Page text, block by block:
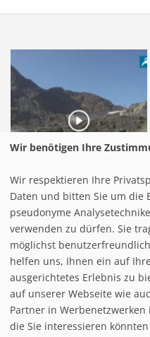
Wir benötigen Ihre
Wir respektieren Ihre
Daten und bitten Sie um die
pseudonyme
verwenden zu dürfen. Sie
möglichst
helfen uns, Ihnen ein auf
ausgerichtetes Erlebnis zu
auf unserer Webseite wie
Partner in
die Sie interessieren